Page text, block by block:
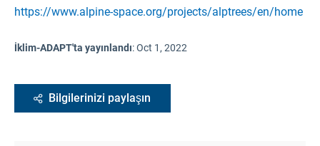
https://www.alpine-space.org/projects/alptrees/en/home
İklim-ADAPT'ta yayınlandı:Oct 1, 2022
Bilgilerinizi paylaşın